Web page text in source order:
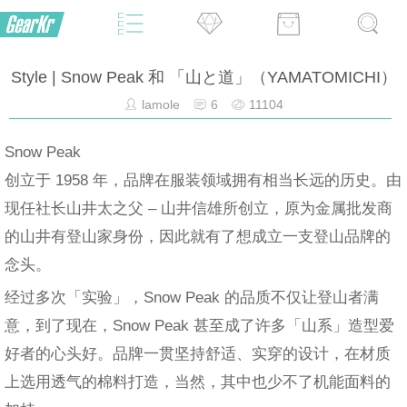
Style | Snow Peak 和 「山と道」（YAMATOMICHI）
lamole 6 11104
Snow Peak
创立于 1958 年，品牌在服装领域拥有相当长远的历史。由
现任社长山井太之父 – 山井信雄所创立，原为金属批发商
的山井有登山家身份，因此就有了想成立一支登山品牌的
念头。
经过多次「实验」，Snow Peak 的品质不仅让登山者满
意，到了现在，Snow Peak 甚至成了许多「山系」造型爱
好者的心头好。品牌一贯坚持舒适、实穿的设计，在材质
上选用透气的棉料打造，当然，其中也少不了机能面料的